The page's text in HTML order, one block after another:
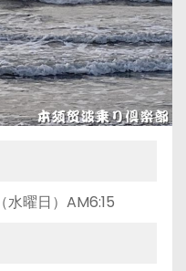
曜日）AM6:15